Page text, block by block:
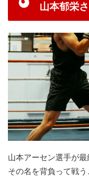
山本郁栄
山本アーセン選手が最
その名を背負って戦